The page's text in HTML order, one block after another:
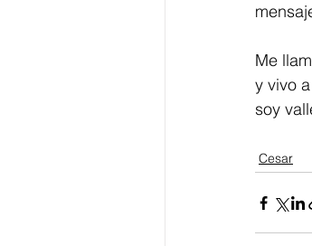
Me
y vivo
soy
Cesar